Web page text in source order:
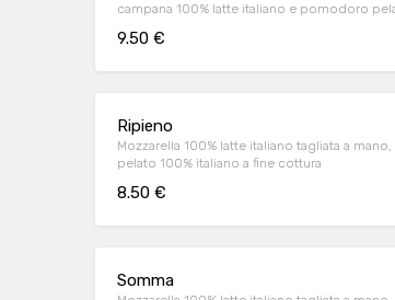
campana 100% latte italiano e pomodoro
9.50 €
Ripieno
Mozzarella 100% latte italiano tagliata a
pelato 100% italiano a fine cottura
8.50 €
Somma